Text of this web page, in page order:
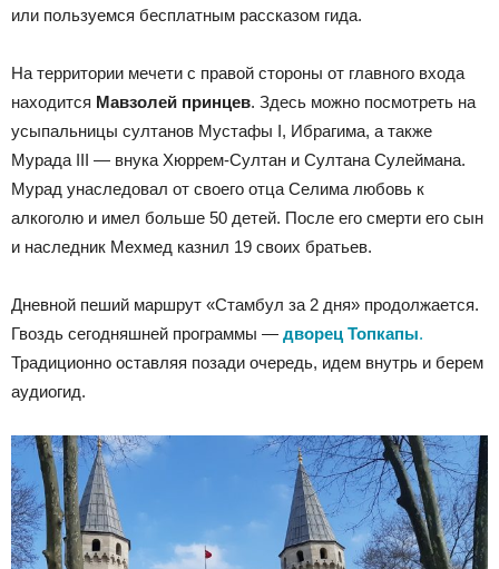
или пользуемся бесплатным рассказом гида.
На территории мечети с правой стороны от главного входа
находится Мавзолей принцев. Здесь можно посмотреть на
усыпальницы султанов Мустафы I, Ибрагима, а также
Мурада III — внука Хюррем-Султан и Султана Сулеймана.
Мурад унаследовал от своего отца Селима любовь к
алкоголю и имел больше 50 детей. После его смерти его сын
и наследник Мехмед казнил 19 своих братьев.
Дневной пеший маршрут «Стамбул за 2 дня» продолжается.
Гвоздь сегодняшней программы — дворец Топкапы.
Традиционно оставляя позади очередь, идем внутрь и берем
аудиогид.